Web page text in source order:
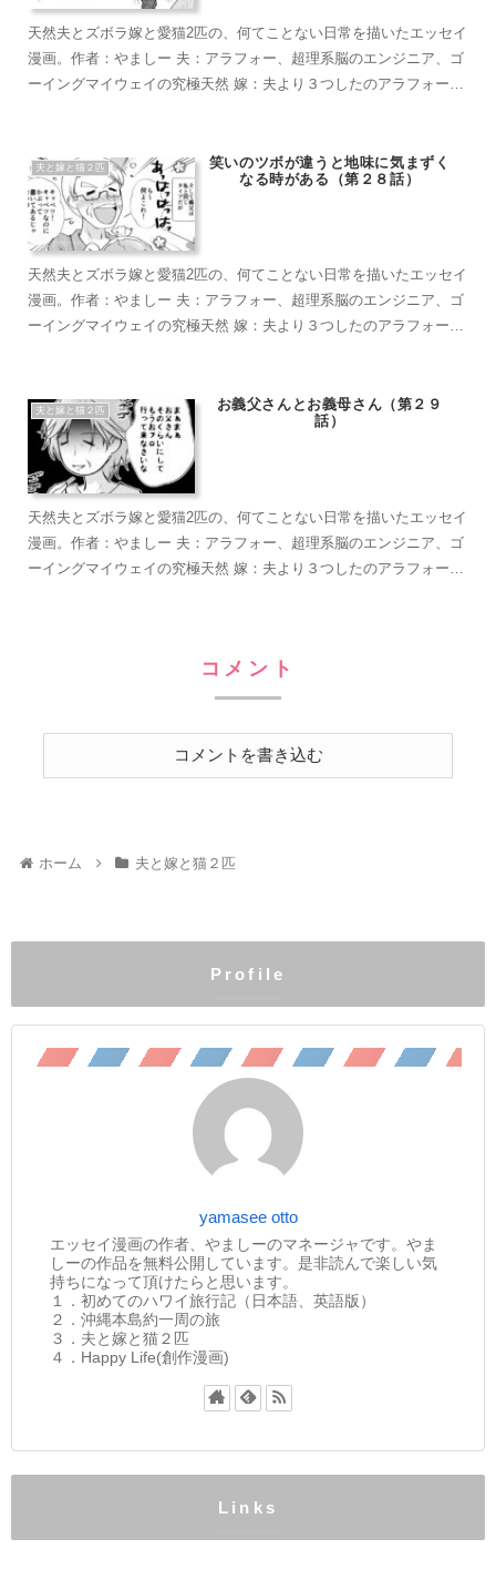
天然夫とズボラ嫁と愛猫2匹の、何てことない日常を描いたエッセイ
漫画。作者：やましー 夫：アラフォー、超理系脳のエンジニア、ゴ
ーイングマイウェイの究極天然 嫁：夫より３つしたのアラフォー、
えん坊のもふもふ こぶ茶：抱っこが大好きラグドール。遊びへの欲
求がすごい。やりたい放題のバ…やんちゃ坊主
夫と嫁と猫２匹
笑いのツボが違うと地味に気まずく
なる時がある（第２８話）
天然夫とズボラ嫁と愛猫2匹の、何てことない日常を描いたエッセイ
漫画。作者：やましー 夫：アラフォー、超理系脳のエンジニア、ゴ
ーイングマイウェイの究極天然 嫁：夫より３つしたのアラフォー、
えん坊のもふもふ こぶ茶：抱っこが大好きラグドール。遊びへの欲
求がすごい。やりたい放題のバ…やんちゃ坊主
夫と嫁と猫２匹
お義父さんとお義母さん（第２９
話）
天然夫とズボラ嫁と愛猫2匹の、何てことない日常を描いたエッセイ
漫画。作者：やましー 夫：アラフォー、超理系脳のエンジニア、ゴ
ーイングマイウェイの究極天然 嫁：夫より３つしたのアラフォー、
求がすごい。やりたい放題のバ…やんちゃ坊主
コメント
コメントを書き込む
ホーム 夫と嫁と猫２匹
Profile
yamasee otto
エッセイ漫画の作者、やましーのマネージャです。やま
しーの作品を無料公開しています。是非読んで楽しい気
持ちになって頂けたらと思います。
１．初めてのハワイ旅行記（日本語、英語版）
２．沖縄本島約一周の旅
３．夫と嫁と猫２匹
４．Happy Life(創作漫画)
Links